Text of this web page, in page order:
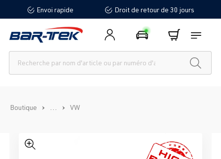
principalEnvoi rapide Droit de retour de 30 jours
Boutique ... VW
Ignorer la galerie d'images